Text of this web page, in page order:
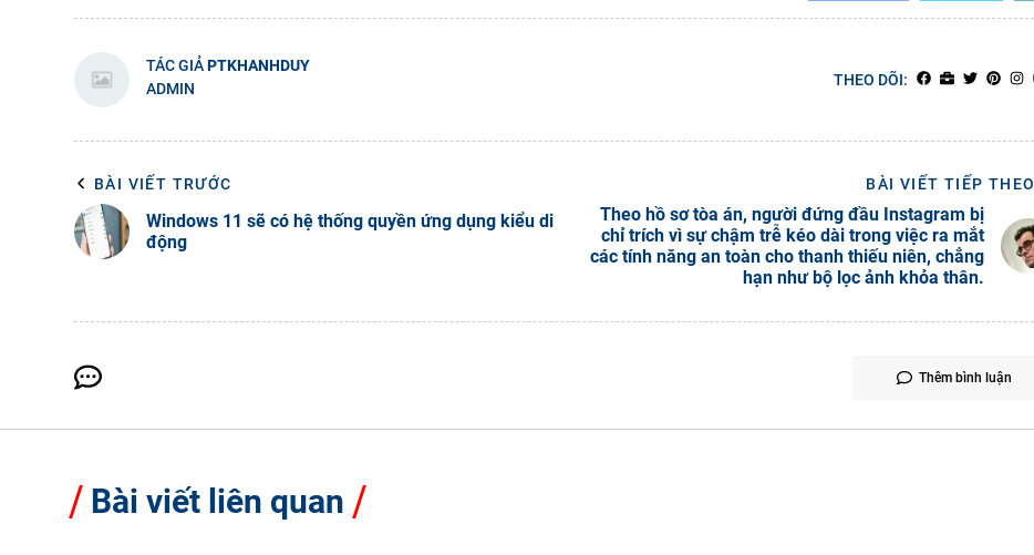
TÁC GIẢPTKHANHDUY
ADMIN
THEO DÕI:
BÀI VIẾT TRƯỚC
Windows 11 sẽ có hệ thống quyền ứng dụng kiểu di
động
BÀI VIẾT TIẾP THEO
Theo hồ sơ tòa án, người đứng đầu Instagram bị
chỉ trích vì sự chậm trễ kéo dài trong việc ra mắt
các tính năng an toàn cho thanh thiếu niên, chẳng
hạn như bộ lọc ảnh khỏa thân.
Thêm bình luận
Bài viết liên quan